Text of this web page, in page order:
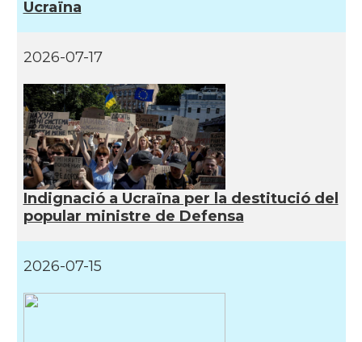
Ucraïna
2026-07-17
Indignació a Ucraïna per la destitució del
popular ministre de Defensa
2026-07-15